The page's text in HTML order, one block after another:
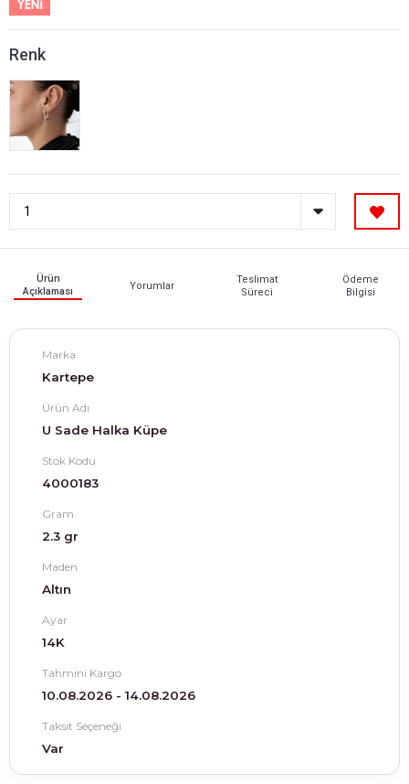
Renk
Ürün
Açıklaması
Yorumlar
Teslimat
Süreci
Ödeme
Bilgisi
Marka
Kartepe
Ürün Adı
U Sade Halka Küpe
Stok Kodu
4000183
Gram
2.3 gr
Maden
Altın
Ayar
14K
Tahmini Kargo
10.08.2026 - 14.08.2026
Taksit Seçeneği
Var